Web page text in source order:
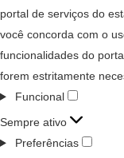
portal de serviços do
você concorda com o
funcionalidades do
forem estritamente
Funcional
Sempre ativo
Preferências